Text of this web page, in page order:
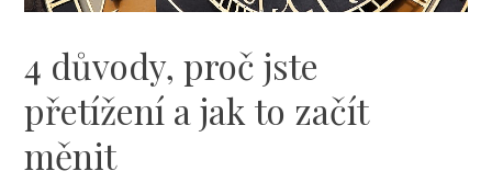
4 důvody, proč jste
přetížení a jak to začít
měnit